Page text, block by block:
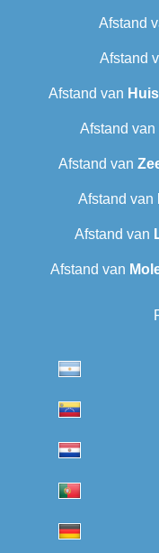
Afstand
Afstand
Afstand van
Afstand van
Afstand van
Afstand van
Afstand van
Afstand van